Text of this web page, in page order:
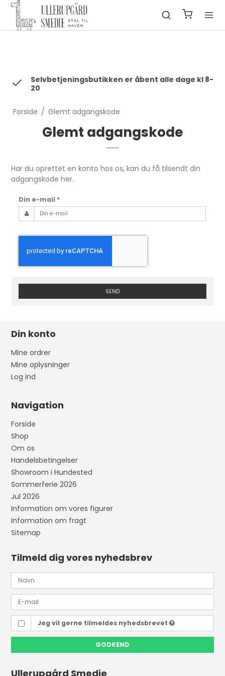
fbq('init', '1322550991547406', { em: 'email@email.com', //
Values will be hashed automatically by the pixel using SHA-256
ph: '1234567890', ... });
Selvbetjeningsbutikken er åbent alle dage kl 8-
20
Forside / Glemt adgangskode
Glemt adgangskode
Har du oprettet en konto hos os, kan du få tilsendt din
adgangskode her.
Din e-mail *
SEND
Din konto
Mine ordrer
Mine oplysninger
Log ind
Navigation
Forside
Shop
Om os
Handelsbetingelser
Showroom i Hundested
Sommerferie 2026
Jul 2026
Information om vores figurer
Information om fragt
Sitemap
Tilmeld dig vores nyhedsbrev
Jeg vil gerne tilmeldes nyhedsbrevet
GODKEND
Ullerupgård Smedie